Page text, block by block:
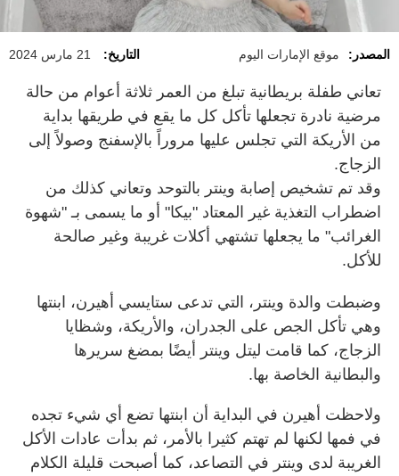
المصدر: موقع الإمارات اليوم التاريخ: 21 مارس 2024
تعاني طفلة بريطانية تبلغ من العمر ثلاثة أعوام من حالة
مرضية نادرة تجعلها تأكل كل ما يقع في طريقها بداية
من الأريكة التي تجلس عليها مروراً بالإسفنج وصولاً إلى
الزجاج.
وقد تم تشخيص إصابة وينتر بالتوحد وتعاني كذلك من
اضطراب التغذية غير المعتاد "بيكا" أو ما يسمى بـ "شهوة
الغرائب" ما يجعلها تشتهي أكلات غريبة وغير صالحة
للأكل.
وضبطت والدة وينتر، التي تدعى ستايسي أهيرن، ابنتها
وهي تأكل الجص على الجدران، والأريكة، وشظايا
الزجاج، كما قامت ليتل وينتر أيضًا بمضغ سريرها
والبطانية الخاصة بها.
ولاحظت أهيرن في البداية أن ابنتها تضع أي شيء تجده
في فمها لكنها لم تهتم كثيرا بالأمر، ثم بدأت عادات الأكل
الغريبة لدى وينتر في التصاعد، كما أصبحت قليلة الكلام